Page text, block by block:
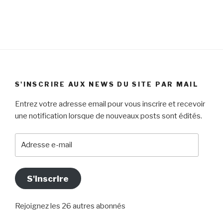
S'INSCRIRE AUX NEWS DU SITE PAR MAIL
Entrez votre adresse email pour vous inscrire et recevoir
une notification lorsque de nouveaux posts sont édités.
S'inscrire
Rejoignez les 26 autres abonnés